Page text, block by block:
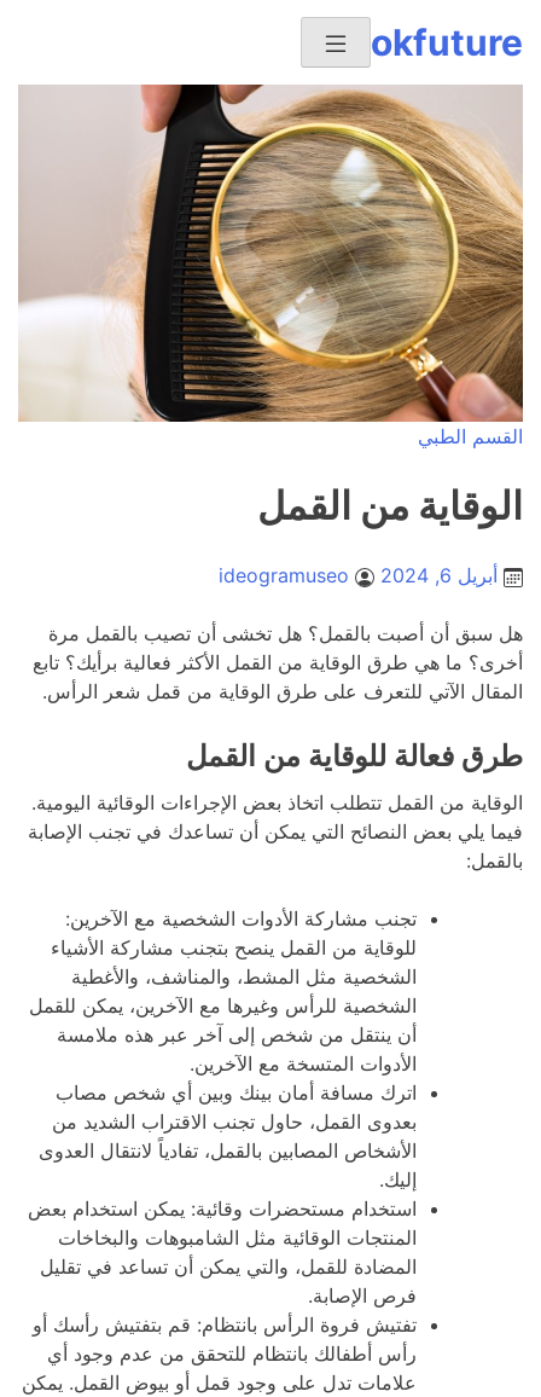
okfuture
القسم الطبي
الوقاية من القمل
أبريل 6, 2024 ideogramuseo
هل سبق أن أصبت بالقمل؟ هل تخشى أن تصيب بالقمل مرة
أخرى؟ ما هي طرق الوقاية من القمل الأكثر فعالية برأيك؟ تابع
المقال الآتي للتعرف على طرق الوقاية من قمل شعر الرأس.
طرق فعالة للوقاية من القمل
الوقاية من القمل تتطلب اتخاذ بعض الإجراءات الوقائية اليومية.
فيما يلي بعض النصائح التي يمكن أن تساعدك في تجنب الإصابة
بالقمل:
تجنب مشاركة الأدوات الشخصية مع الآخرين:
للوقاية من القمل ينصح بتجنب مشاركة الأشياء
الشخصية مثل المشط، والمناشف، والأغطية
الشخصية للرأس وغيرها مع الآخرين، يمكن للقمل
أن ينتقل من شخص إلى آخر عبر هذه ملامسة
الأدوات المتسخة مع الآخرين.
اترك مسافة أمان بينك وبين أي شخص مصاب
بعدوى القمل، حاول تجنب الاقتراب الشديد من
الأشخاص المصابين بالقمل، تفادياً لانتقال العدوى
إليك.
استخدام مستحضرات وقائية: يمكن استخدام بعض
المنتجات الوقائية مثل الشامبوهات والبخاخات
المضادة للقمل، والتي يمكن أن تساعد في تقليل
فرص الإصابة.
تفتيش فروة الرأس بانتظام: قم بتفتيش رأسك أو
رأس أطفالك بانتظام للتحقق من عدم وجود أي
علامات تدل على وجود قمل أو بيوض القمل. يمكن